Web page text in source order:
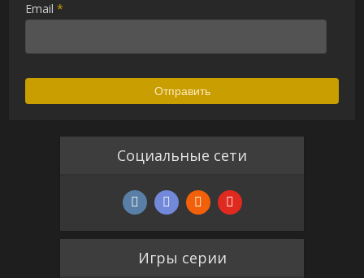
Email*
Социальные сети
Игры серии